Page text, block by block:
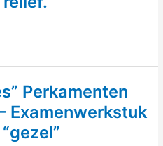
Perkamenten
Examenwerkstuk